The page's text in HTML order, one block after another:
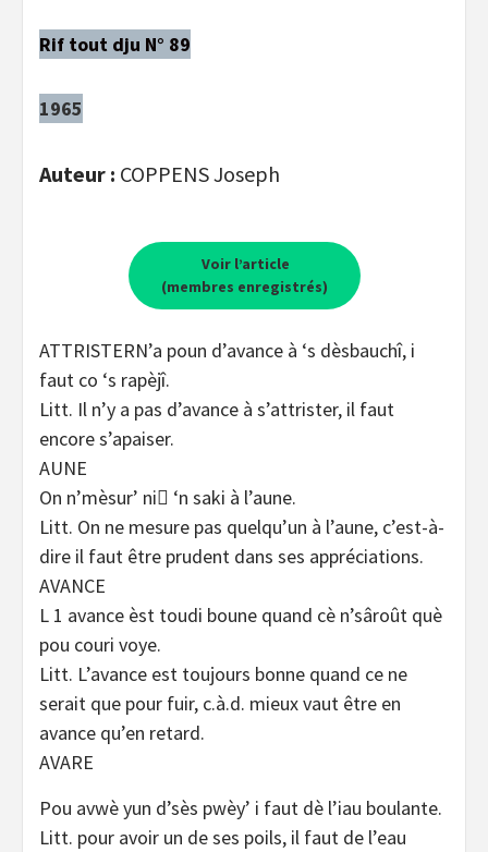
Rif tout dju N° 89
1965
Auteur : COPPENS Joseph
Voir l’article
(membres enregistrés)
ATTRISTERN’a poun d’avance à ‘s dèsbauchî, i
faut co ‘s rapèjî.
Litt. Il n’y a pas d’avance à s’attrister, il faut
encore s’apaiser.
AUNE
On n’mèsur’ ni􀂡 ‘n saki à l’aune.
Litt. On ne mesure pas quelqu’un à l’aune, c’est-à-
dire il faut être prudent dans ses appréciations.
AVANCE
L 1 avance èst toudi boune quand cè n’sâroût què
pou couri voye.
Litt. L’avance est toujours bonne quand ce ne
serait que pour fuir, c.à.d. mieux vaut être en
avance qu’en retard.
AVARE
Pou avwè yun d’sès pwèy’ i faut dè l’iau boulante.
Litt. pour avoir un de ses poils, il faut de l’eau